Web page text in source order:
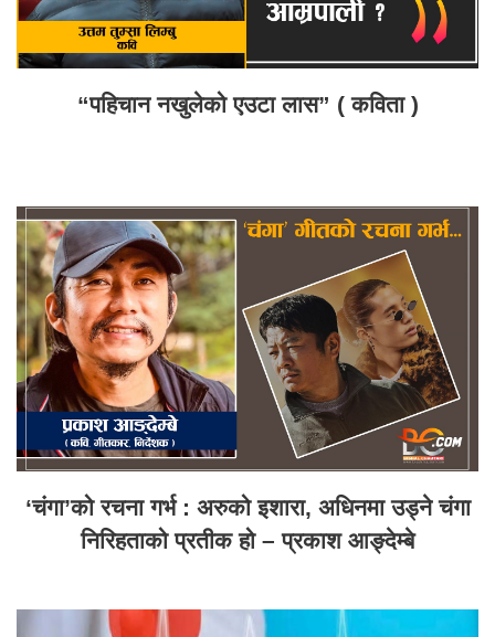
“पहिचान नखुलेको एउटा लास” ( कविता )
‘चंगा’को रचना गर्भ : अरुको इशारा, अधिनमा उड्ने चंगा
निरिहताको प्रतीक हो – प्रकाश आङ्देम्बे